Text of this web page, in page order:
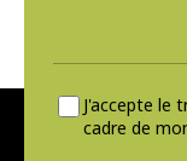
J'accepte le
cadre de